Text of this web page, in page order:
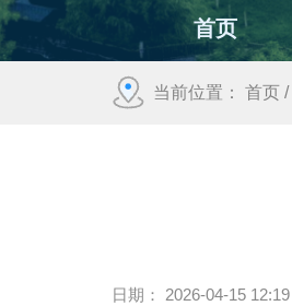
首页
当前位置： 首页 /
日期： 2026-04-15 12:19